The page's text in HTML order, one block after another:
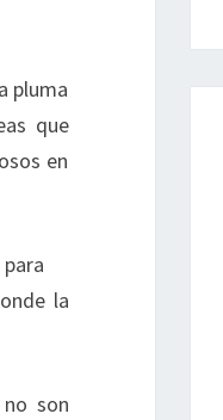
pluma
que
en
la
son